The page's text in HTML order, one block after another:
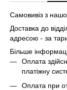
Самовивіз з
Доставка до
адресою - за
Більше
Оплата
платіжну
Оплата при